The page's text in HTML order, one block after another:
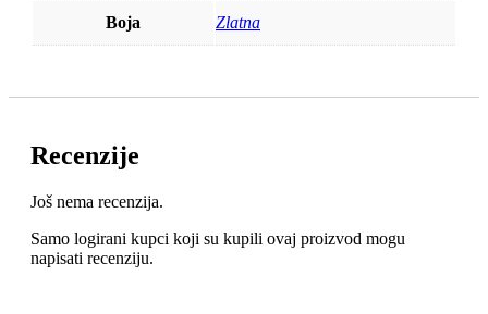
Boja Zlatna
Recenzije
Još nema recenzija.
Samo logirani kupci koji su kupili ovaj proizvod mogu
napisati recenziju.